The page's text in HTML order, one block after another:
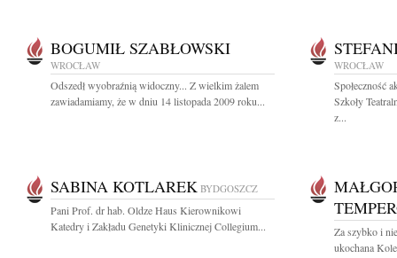
BOGUMIŁ SZABŁOWSKI
WROCŁAW
Odszedł wyobraźnią widoczny... Z wielkim żalem
zawiadamiamy, że w dniu 14 listopada 2009 roku...
WROCŁAW
Społeczność
Szkoły
z...
SABINA KOTLAREK BYDGOSZCZ
Pani Prof. dr hab. Oldze Haus Kierownikowi
Katedry i Zakładu Genetyki Klinicznej Collegium...
Za szybko i
ukochana